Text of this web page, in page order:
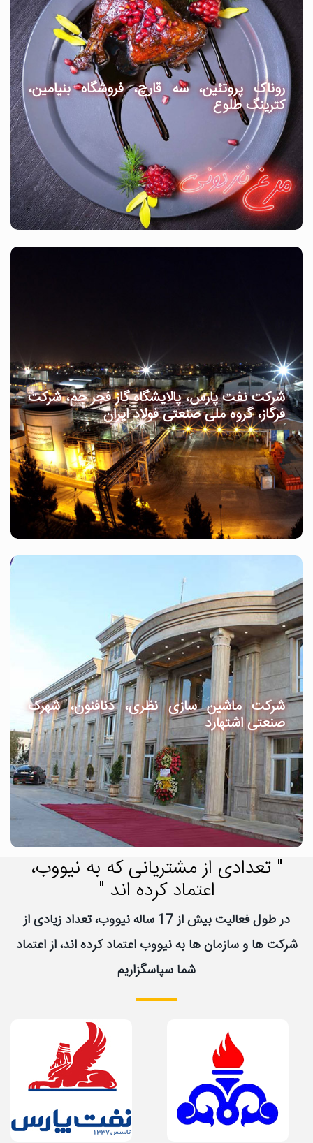
روناک پروتئین، سه قارچ، فروشگاه بنیامین،
کترینگ طلوع
شرکت نفت پارس، پالایشگاه گاز فجر جم، شرکت
فرگاز، گروه ملی صنعتی فولاد ایران
شرکت ماشین سازی نظری، دنافنون، شهرک
صنعتی اشتهارد
" تعدادی از مشتریانی که به نیووب،
اعتماد کرده اند "
در طول فعالیت بیش از 17 ساله نیووب، تعداد زیادی از
شرکت ها و سازمان ها به نیووب اعتماد کرده اند، از اعتماد
شما سپاسگزاریم